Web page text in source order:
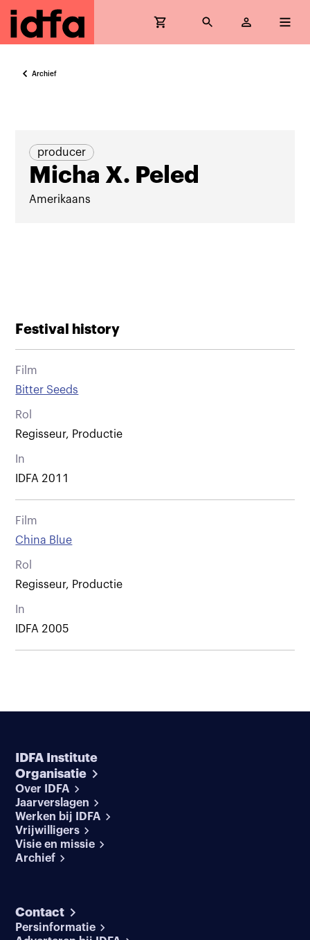
Archief
producer
Micha X. Peled
Amerikaans
Festival history
Film
Bitter Seeds
Rol
Regisseur, Productie
In
IDFA 2011
Film
China Blue
Rol
Regisseur, Productie
In
IDFA 2005
IDFA Institute
Organisatie
Over IDFA
Jaarverslagen
Werken bij IDFA
Vrijwilligers
Visie en missie
Archief
Contact
Persinformatie